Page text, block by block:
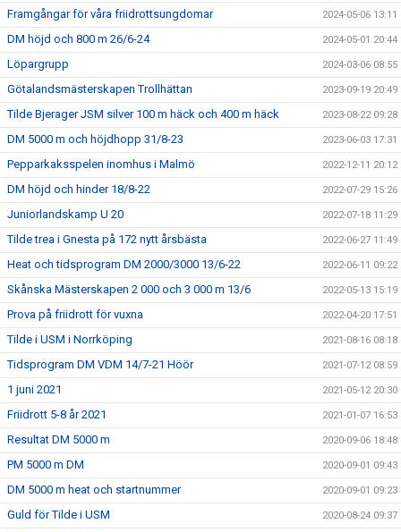
Framgångar för våra friidrottsungdomar 2024-05-06 13:11
DM höjd och 800 m 26/6-24 2024-05-01 20:44
Löpargrupp 2024-03-06 08:55
Götalandsmästerskapen Trollhättan 2023-09-19 20:49
Tilde Bjerager JSM silver 100 m häck och 400 m häck 2023-08-22 09:28
DM 5000 m och höjdhopp 31/8-23 2023-06-03 17:31
Pepparkaksspelen inomhus i Malmö 2022-12-11 20:12
DM höjd och hinder 18/8-22 2022-07-29 15:26
Juniorlandskamp U 20 2022-07-18 11:29
Tilde trea i Gnesta på 172 nytt årsbästa 2022-06-27 11:49
Heat och tidsprogram DM 2000/3000 13/6-22 2022-06-11 09:22
Skånska Mästerskapen 2 000 och 3 000 m 13/6 2022-05-13 15:19
Prova på friidrott för vuxna 2022-04-20 17:51
Tilde i USM i Norrköping 2021-08-16 08:18
Tidsprogram DM VDM 14/7-21 Höör 2021-07-12 08:59
1 juni 2021 2021-05-12 20:30
Friidrott 5-8 år 2021 2021-01-07 16:53
Resultat DM 5000 m 2020-09-06 18:48
PM 5000 m DM 2020-09-01 09:43
DM 5000 m heat och startnummer 2020-09-01 09:23
Guld för Tilde i USM 2020-08-24 09:37